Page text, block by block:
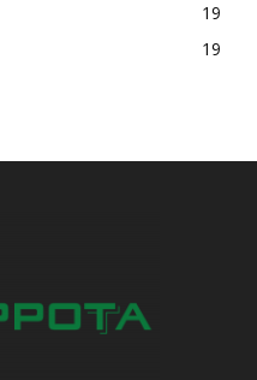
19
19